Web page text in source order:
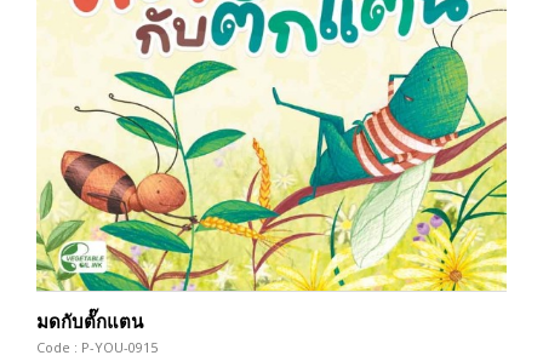
มดกับตั๊กแตน
Code : P-YOU-0915